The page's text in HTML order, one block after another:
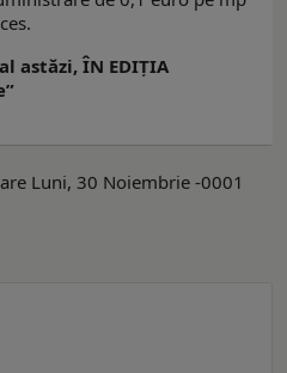
astăzi, ÎN EDIŢIA
Luni, 30 Noiembrie -0001